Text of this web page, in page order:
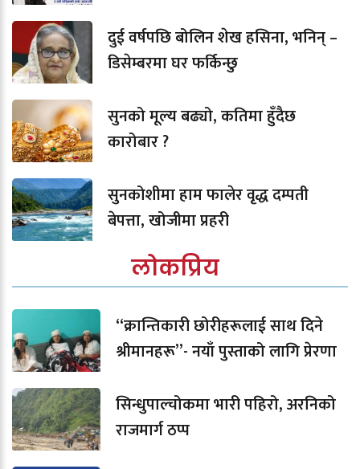
दुई वर्षपछि बोलिन शेख हसिना, भनिन् –
डिसेम्बरमा घर फर्किन्छु
सुनको मूल्य बढ्यो, कतिमा हुँदैछ
कारोबार ?
सुनकोशीमा हाम फालेर वृद्ध दम्पती
बेपत्ता, खोजीमा प्रहरी
लोकप्रिय
“क्रान्तिकारी छोरीहरूलाई साथ दिने
श्रीमानहरू”- नयाँ पुस्ताको लागि प्रेरणा
सिन्धुपाल्चोकमा भारी पहिरो, अरनिको
राजमार्ग ठप्प